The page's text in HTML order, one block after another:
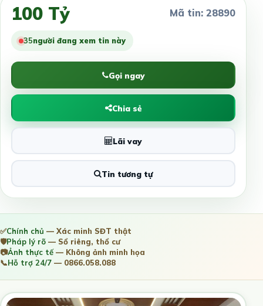
100 Tỷ Mã tin: 28890
35người đang xem tin này
Gọi ngay
Chia sẻ
Lãi vay
Tin tương tự
✅Chính chủ — Xác minh SĐT thật
🛡️Pháp lý rõ — Sổ riêng, thổ cư
📷Ảnh thực tế— Không ảnh minh họa
📞Hỗ trợ 24/7 — 0866.058.088